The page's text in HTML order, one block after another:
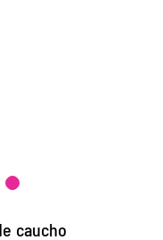
de
la
para polainas y
caucho